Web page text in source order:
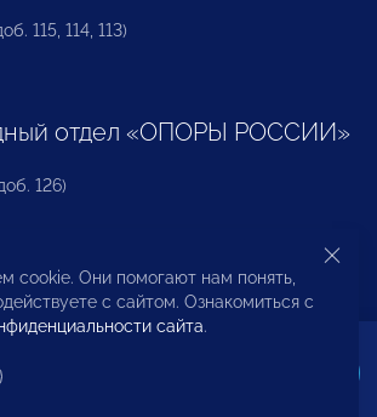
115, 114, 113)
отдел «ОПОРЫ РОССИИ»
126)
прав предпринимателей и
cookie. Они помогают нам понять,
с сайтом. Ознакомиться с
сайта.